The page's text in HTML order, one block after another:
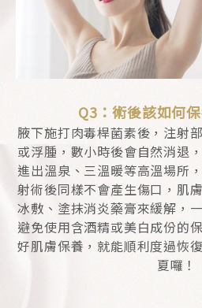
Q3：術後該如何
腋下施打肉毒桿菌素後，注射
或浮腫，數小時後會自然消退
進出溫泉、三溫暖等高溫場所
射術後同樣不會產生傷口，肌
冰敷、塗抹消炎藥膏來緩解，
避免使用含酒精或美白成份的
好肌膚保養，就能順利度過恢
夏囉！